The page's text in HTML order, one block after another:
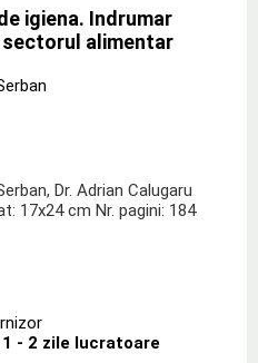
igiena. Indrumar
alimentar
Dr. Adrian Calugaru
17x24 cm Nr. pagini: 184
- 2 zile lucratoare